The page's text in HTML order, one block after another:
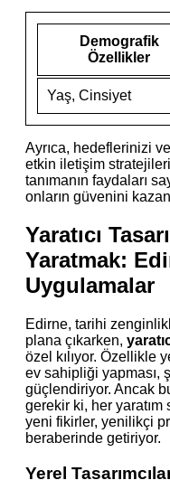
Demografik
Özellikler
Yaş, Cinsiyet
Ayrıca, hedeflerinizi
etkin iletişim
tanımanın faydaları
onların güvenini
Yaratıcı
Yaratmak:
Uygulamalar
Edirne, tarihi
plana çıkarken,
özel kılıyor. Özellikle
ev sahipliği yapması,
güçlendiriyor. Ancak
gerekir ki, her yaratım
yeni fikirler, yenilikçi
beraberinde getiriyor.
Yerel